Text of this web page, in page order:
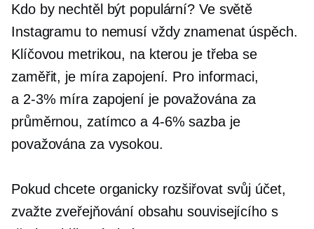
Kdo by nechtěl být populární? Ve světě
Instagramu to nemusí vždy znamenat úspěch.
Klíčovou metrikou, na kterou je třeba se
zaměřit, je míra zapojení. Pro informaci,
a 2-3% míra zapojení je považována za
průměrnou, zatímco a 4-6% sazba je
považována za vysokou.
Pokud chcete organicky rozšiřovat svůj účet,
zvažte zveřejňování obsahu souvisejícího s